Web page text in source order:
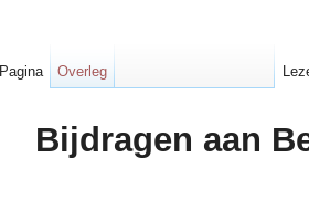
Bijdragen aan
Pagina Overleg